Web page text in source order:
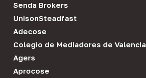
Senda Brokers
UnisonSteadfast
Adecose
Colegio de Mediadores de Valencia
Agers
Aprocose